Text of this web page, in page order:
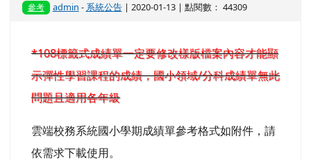
參考 admin - 系統公告| 2020-01-13 | 點閱數： 44309
*108標籤式成績單一定要修改樣版檔案內容才能顯
示彈性學習課程的成績，國小領域/分科成績單無此
問題且適用各年級
雲端校務系統國小學期成績單參考格式如附件，請
依需求下載使用。